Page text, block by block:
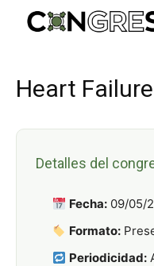
Heart
Detalles del
Fecha: 09/05/
Formato:
Periodicidad: